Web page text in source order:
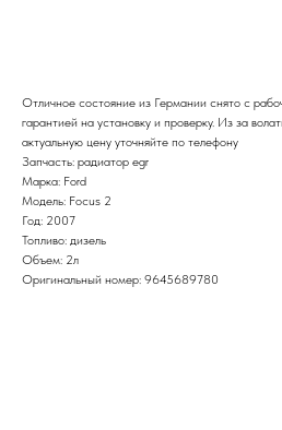
Отличное состояние из Германии снято с
гарантией на установку и проверку. Из за
актуальную цену уточняйте по телефону
Запчасть: радиатор egr
Марка: Ford
Модель: Focus 2
Год: 2007
Топливо: дизель
Объем: 2л
Оригинальный номер: 9645689780